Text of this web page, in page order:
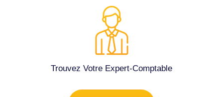
Trouvez Votre Expert-Comptable